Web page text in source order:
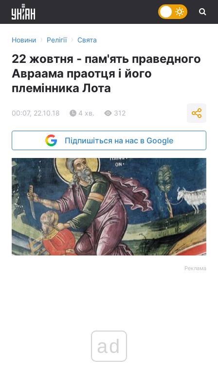
Новини › Релігії › Свята
22 жовтня - пам'ять праведного
Авраама праотця і його
племінника Лота
00:07, 22.10.18 4 хв. 312
Підпишіться на нас в Google
Реклама
ad